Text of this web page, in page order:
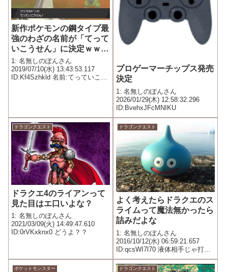
新作ポケモンの鋼タイプ最
強のわざの名前が「てって
いこうせん」に決定ｗｗｗ
ｗｗｗｗｗｗｗｗ
1: 名無しのぽんさん
2019/07/10(水) 13:43:53.117
ID:Kf4Szhkld 名前:てっていこう
プロゲーマーチップス発売
決定
1: 名無しのぽんさん
2026/01/29(木) 12:58:32.296
ID:BvehxJFcMNIKU
ドラゴンクエスト
ドラクエ4のライアンって
見た目はエ口いよな？
1: 名無しのぽんさん
2021/03/09(火) 14:49:47.610
ID:0rVKxknx0 どうよ？？
ドラゴンクエスト
よく考えたらドラクエのス
ライムって魔法無かったら
詰みだよな
1: 名無しのぽんさん
2016/10/12(水) 06:59:21.657
ID:qcsWI7l70 液体相手じゃ打撃
系は効かないしもし魔法耐性と
か持ってたら最強じゃん
ポケットモンスター ドラゴンクエスト